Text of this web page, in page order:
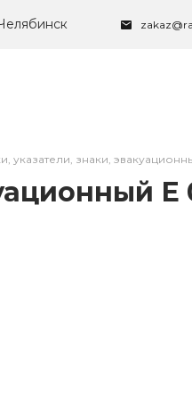
указатели, знаки,
Е